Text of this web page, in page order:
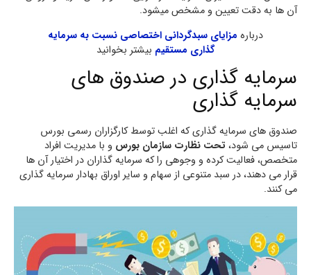
آن ها به دقت تعیین و مشخص میشود.
درباره مزایای سبدگردانی اختصاصی نسبت به سرمایه
گذاری مستقیم بیشتر بخوانید
سرمایه گذاری در صندوق های
سرمایه گذاری
صندوق های سرمایه گذاری که اغلب توسط کارگزاران رسمی بورس
تاسیس می شود، تحت نظارت سازمان بورس و با مدیریت افراد
متخصص، فعالیت کرده و وجوهی را که سرمایه گذاران در اختیار آن ها
قرار می دهند، در سبد متنوعی از سهام و سایر اوراق بهادار سرمایه گذاری
می کنند.